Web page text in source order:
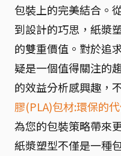
包裝上的完美結合。
到設計的巧思，紙漿
的雙重價值。對於追
疑是一個值得關注的
的效益分析感興趣，
膠(PLA)包材:環保的
為您的包裝策略帶來
紙漿塑型不僅是一種